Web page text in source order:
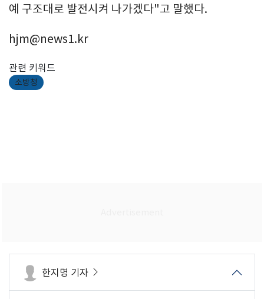
예 구조대로 발전시켜 나가겠다"고 말했다.
hjm@news1.kr
관련 키워드
소방청
한지명 기자